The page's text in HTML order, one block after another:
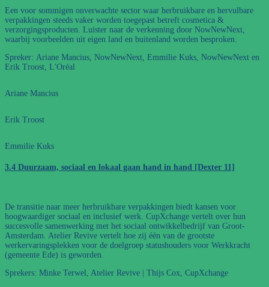
Een voor sommigen onverwachte sector waar herbruikbare en hervulbare
verpakkingen steeds vaker worden toegepast betreft cosmetica &
verzorgingsproducten. Luister naar de verkenning door NowNewNext,
waarbij voorbeelden uit eigen land en buitenland worden besproken.
Spreker: Ariane Mancius, NowNewNext, Emmilie Kuks, NowNewNext en
Erik Troost, L'Oréal
Ariane Mancius
Erik Troost
Emmilie Kuks
3.4 Duurzaam, sociaal en lokaal gaan hand in hand [Dexter 11]
De transitie naar meer herbruikbare verpakkingen biedt kansen voor
hoogwaardiger sociaal en inclusief werk. CupXchange vertelt over hun
succesvolle samenwerking met het sociaal ontwikkelbedrijf van Groot-
Amsterdam. Atelier Revive vertelt hoe zij één van de grootste
werkervaringsplekken voor de doelgroep statushouders voor Werkkracht
(gemeente Ede) is geworden.
Sprekers: Minke Terwel, Atelier Revive | Thijs Cox, CupXchange